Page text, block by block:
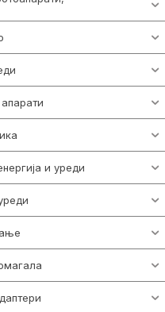
и уреди